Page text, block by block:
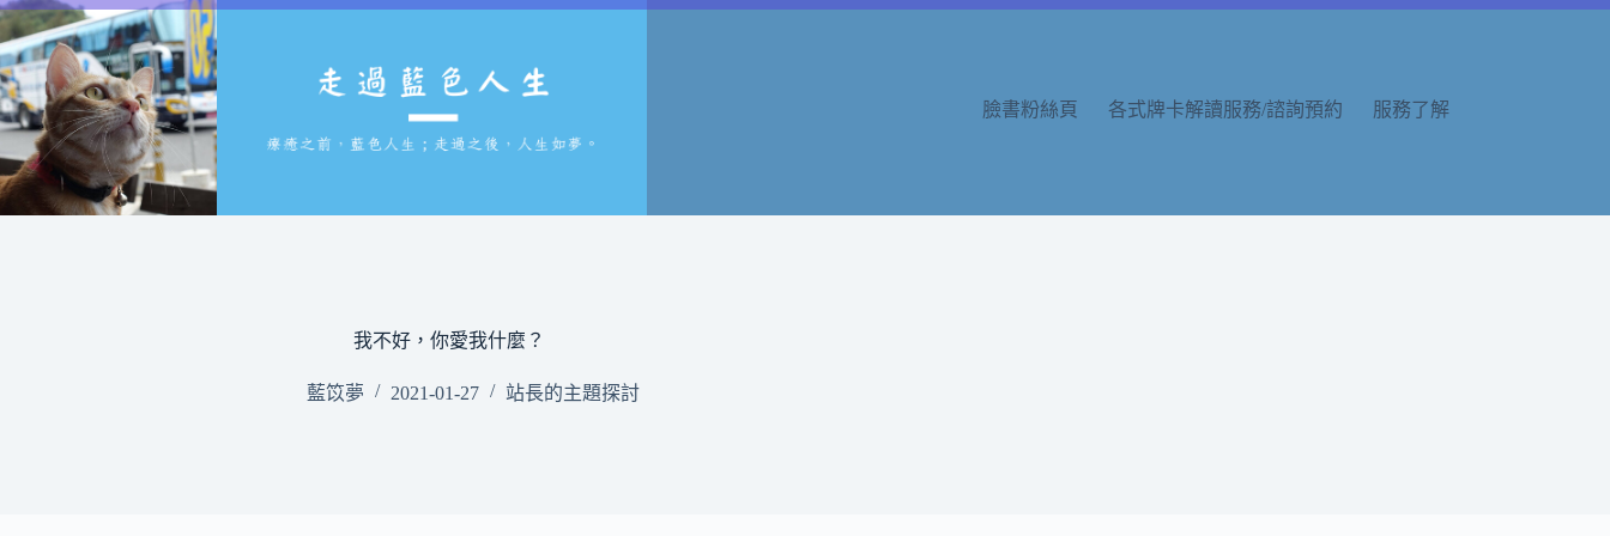
跳
至
主
要
內
容
臉書粉絲頁 各式牌卡解讀服務/諮詢預約 服務了解
我不好，你愛我什麼？
藍笖夢 2021-01-27 站長的主題探討